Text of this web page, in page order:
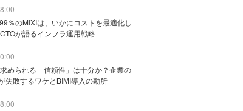
％のMIXIは、いかにコストを最適化し
が語るインフラ運用戦略
められる「信頼性」は十分か？企業の
失敗するワケとBIMI導入の勘所